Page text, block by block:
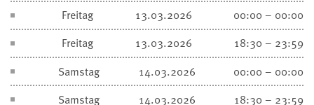
Freitag
13.03.2026
00:00 – 00:00
Freitag
13.03.2026
18:30 – 23:59
Samstag
14.03.2026
00:00 – 00:00
Samstag
14.03.2026
18:30 – 23:59